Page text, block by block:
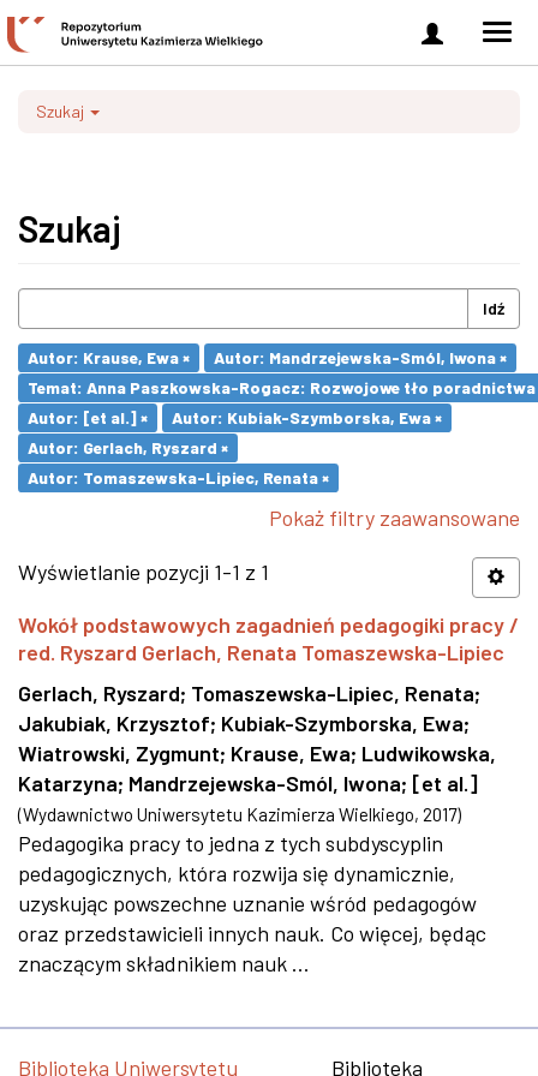
Zaloguj
się
Szukaj
Szukaj
Idź
Autor: Krause, Ewa ×
Autor: Mandrzejewska-Smól, Iwona ×
Temat: Anna Paszkowska-Rogacz: Rozwojowe tło
Autor: [et al.] ×
Autor: Kubiak-Szymborska, Ewa ×
Autor: Gerlach, Ryszard ×
Autor: Tomaszewska-Lipiec, Renata ×
Pokaż filtry zaawansowane
Wyświetlanie pozycji 1-1 z 1
Wokół podstawowych zagadnień pedagogiki pracy /
red. Ryszard Gerlach, Renata Tomaszewska-Lipiec
Gerlach, Ryszard; Tomaszewska-Lipiec, Renata;
Jakubiak, Krzysztof; Kubiak-Szymborska, Ewa;
Wiatrowski, Zygmunt; Krause, Ewa; Ludwikowska,
Katarzyna; Mandrzejewska-Smól, Iwona; [et al.]
(Wydawnictwo Uniwersytetu Kazimierza Wielkiego, 2017)
Pedagogika pracy to jedna z tych subdyscyplin
pedagogicznych, która rozwija się dynamicznie,
uzyskując powszechne uznanie wśród pedagogów
oraz przedstawicieli innych nauk. Co więcej, będąc
znaczącym składnikiem nauk ...
Biblioteka Uniwersytetu Biblioteka